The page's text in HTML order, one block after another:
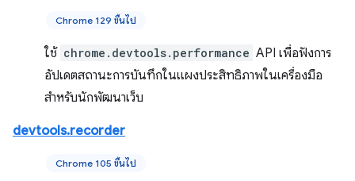
Chrome 129 ขึ้นไป
ใช้ chrome.devtools.performance API เพื่อฟังการ
อัปเดตสถานะการบันทึกในแผงประสิทธิภาพในเครื่องมือ
สำหรับนักพัฒนาเว็บ
devtools.recorder
Chrome 105 ขึ้นไป